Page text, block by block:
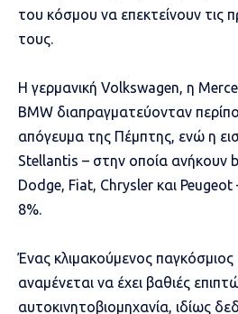
του κόσμου να επεκτείνουν τις
τους.
Η γερμανική Volkswagen, η
BMW διαπραγματεύονταν
απόγευμα της Πέμπτης, ενώ η
Stellantis – στην οποία ανήκουν
Dodge, Fiat, Chrysler και
8%.
Ένας κλιμακούμενος
αναμένεται να έχει βαθιές
αυτοκινητοβιομηχανία, ιδίως